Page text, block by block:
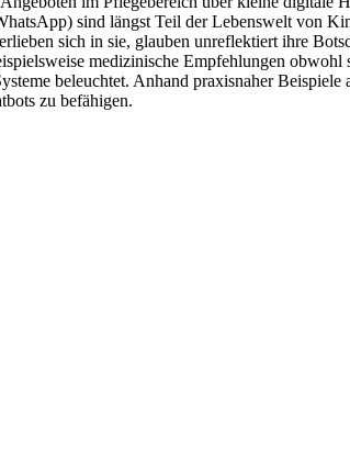
sind längst Teil der Lebenswelt von
sich in sie, glauben unreflektiert ihre
medizinische Empfehlungen
beleuchtet. Anhand praxisnaher Beispiele
zu befähigen.